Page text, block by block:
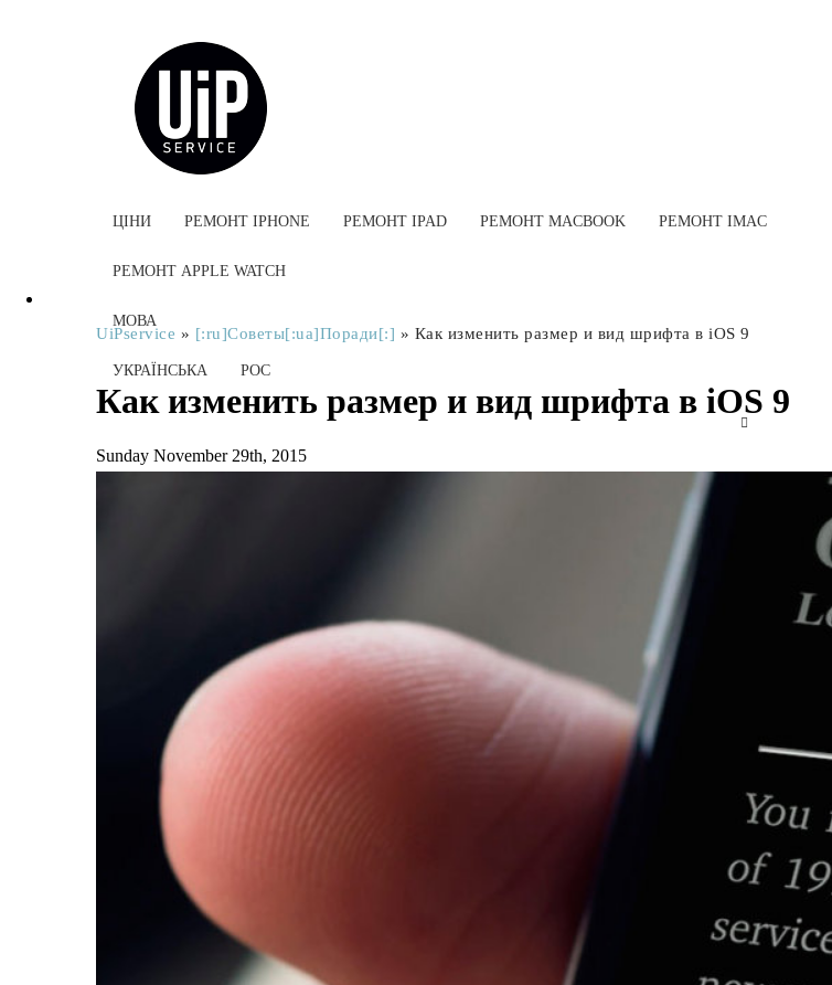
ЦІНИ РЕМОНТ IPHONE РЕМОНТ IPAD РЕМОНТ MACBOOK РЕМОНТ IMAC
РЕМОНТ APPLE WATCH
МОВА
УКРАЇНСЬКА РОС
UiPservice » [:ru]Советы[:ua]Поради[:] » Как изменить размер и вид шрифта в iOS 9
Как изменить размер и вид шрифта в iOS 9
Sunday November 29th, 2015